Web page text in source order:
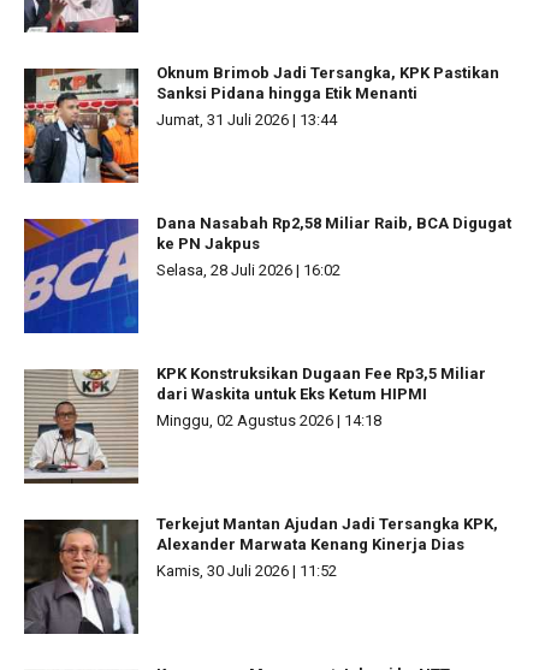
Oknum Brimob Jadi Tersangka, KPK Pastikan
Sanksi Pidana hingga Etik Menanti
Jumat, 31 Juli 2026 | 13:44
Dana Nasabah Rp2,58 Miliar Raib, BCA Digugat
ke PN Jakpus
Selasa, 28 Juli 2026 | 16:02
KPK Konstruksikan Dugaan Fee Rp3,5 Miliar
dari Waskita untuk Eks Ketum HIPMI
Minggu, 02 Agustus 2026 | 14:18
Terkejut Mantan Ajudan Jadi Tersangka KPK,
Alexander Marwata Kenang Kinerja Dias
Kamis, 30 Juli 2026 | 11:52